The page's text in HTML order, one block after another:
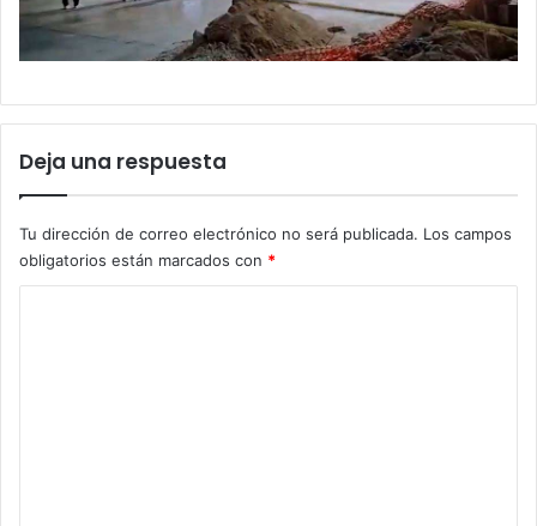
Deja una respuesta
Tu dirección de correo electrónico no será publicada. Los campos
obligatorios están marcados con *